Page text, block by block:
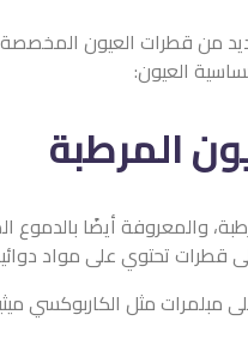
من قطرات العيون
العيون:
المرطبة
والمعروفة أيضًا
قطرات تحتوي على مواد
مبلمرات مثل الكاربوكسي